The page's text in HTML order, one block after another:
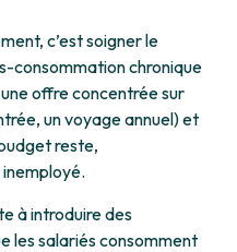
c’est soigner le
consommation chronique
offre concentrée sur
un voyage annuel) et
reste,
à introduire des
les salariés consomment